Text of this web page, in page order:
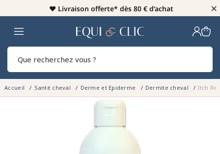
♥️ Livraison offerte* dès 80 € d’achat ×
Home
Accueil Santé cheval Derme et Epiderme Dermite cheval Itch